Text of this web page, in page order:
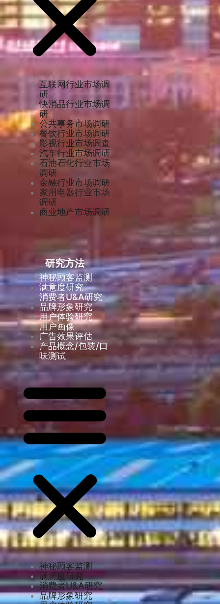
互联网行业市场调
研
快消品行业市场调
研
公共事务市场调研
餐饮行业市场调研
影视行业市场调查
汽车行业市场调研
石油石化行业市场
调研
金融行业市场调研
家用电器行业市场
调研
商业地产市场调研
研究方法
神秘顾客监测
满意度研究
消费者U&A研究
品牌形象研究
用户体验研究
用户画像
广告效果评估
产品概念/包装/口
味测试
神秘顾客监测
满意度研究
消费者U&A研究
品牌形象研究